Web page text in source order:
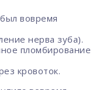
вовремя
нерва зуба).
пломбирование
кровоток.